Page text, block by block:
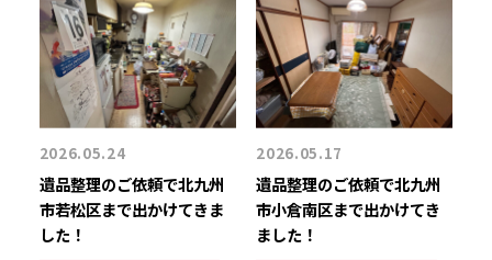
2026.05.24
遺品整理のご依頼で北九州
市若松区まで出かけてきま
した！
2026.05.17
遺品整理のご依頼で北九州
市小倉南区まで出かけてき
ました！